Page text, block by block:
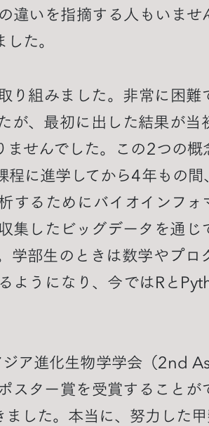
違いを指摘する人もいま
た。
り組みました。非常に困難
が、最初に出した結果が当
せんでした。この2つの
に進学してから4年もの
するためにバイオインフ
集したビッグデータを通
学部生のときは数学やプロ
ようになり、今ではRと
ア進化生物学学会（2nd
スター賞を受賞することが
した。本当に、努力した甲